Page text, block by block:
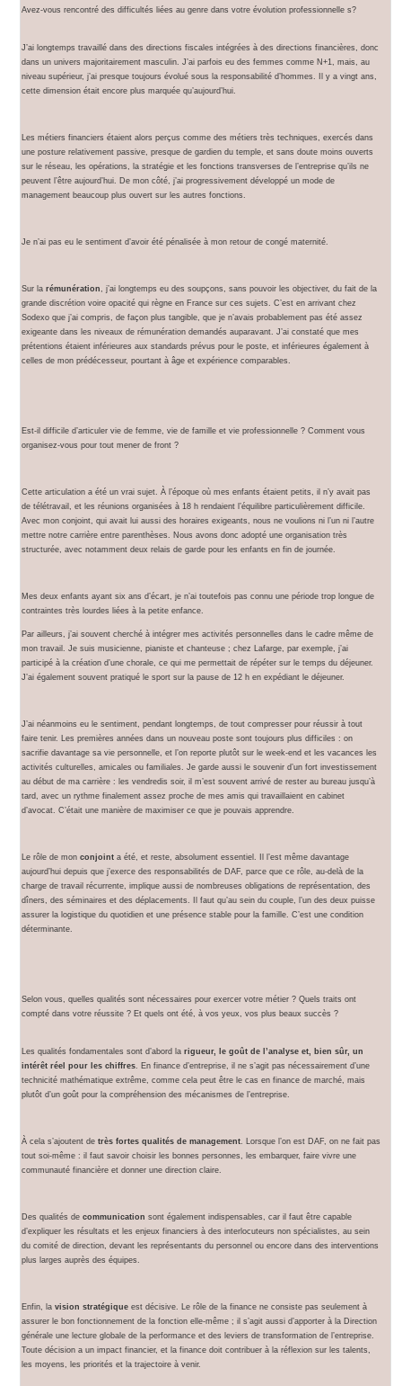
Avez-vous rencontré des difficultés liées au genre dans votre évolution professionnelle s?
J’ai longtemps travaillé dans des directions fiscales intégrées à des directions financières, donc
dans un univers majoritairement masculin. J’ai parfois eu des femmes comme N+1, mais, au
niveau supérieur, j’ai presque toujours évolué sous la responsabilité d’hommes. Il y a vingt ans,
cette dimension était encore plus marquée qu’aujourd’hui.
Les métiers financiers étaient alors perçus comme des métiers très techniques, exercés dans
une posture relativement passive, presque de gardien du temple, et sans doute moins ouverts
sur le réseau, les opérations, la stratégie et les fonctions transverses de l’entreprise qu’ils ne
peuvent l’être aujourd’hui. De mon côté, j’ai progressivement développé un mode de
management beaucoup plus ouvert sur les autres fonctions.
Je n’ai pas eu le sentiment d’avoir été pénalisée à mon retour de congé maternité.
Sur la rémunération, j’ai longtemps eu des soupçons, sans pouvoir les objectiver, du fait de la
grande discrétion voire opacité qui règne en France sur ces sujets. C’est en arrivant chez
Sodexo que j’ai compris, de façon plus tangible, que je n’avais probablement pas été assez
exigeante dans les niveaux de rémunération demandés auparavant. J’ai constaté que mes
prétentions étaient inférieures aux standards prévus pour le poste, et inférieures également à
celles de mon prédécesseur, pourtant à âge et expérience comparables.
Est-il difficile d’articuler vie de femme, vie de famille et vie professionnelle ? Comment vous
organisez-vous pour tout mener de front ?
Cette articulation a été un vrai sujet. À l’époque où mes enfants étaient petits, il n’y avait pas
de télétravail, et les réunions organisées à 18 h rendaient l’équilibre particulièrement difficile.
Avec mon conjoint, qui avait lui aussi des horaires exigeants, nous ne voulions ni l’un ni l’autre
mettre notre carrière entre parenthèses. Nous avons donc adopté une organisation très
structurée, avec notamment deux relais de garde pour les enfants en fin de journée.
Mes deux enfants ayant six ans d’écart, je n’ai toutefois pas connu une période trop longue de
contraintes très lourdes liées à la petite enfance.
Par ailleurs, j’ai souvent cherché à intégrer mes activités personnelles dans le cadre même de
mon travail. Je suis musicienne, pianiste et chanteuse ; chez Lafarge, par exemple, j’ai
participé à la création d’une chorale, ce qui me permettait de répéter sur le temps du déjeuner.
J’ai également souvent pratiqué le sport sur la pause de 12 h en expédiant le déjeuner.
J’ai néanmoins eu le sentiment, pendant longtemps, de tout compresser pour réussir à tout
faire tenir. Les premières années dans un nouveau poste sont toujours plus difficiles : on
sacrifie davantage sa vie personnelle, et l’on reporte plutôt sur le week-end et les vacances les
activités culturelles, amicales ou familiales. Je garde aussi le souvenir d’un fort investissement
au début de ma carrière : les vendredis soir, il m’est souvent arrivé de rester au bureau jusqu’à
tard, avec un rythme finalement assez proche de mes amis qui travaillaient en cabinet
d’avocat. C’était une manière de maximiser ce que je pouvais apprendre.
Le rôle de mon conjoint a été, et reste, absolument essentiel. Il l’est même davantage
aujourd’hui depuis que j’exerce des responsabilités de DAF, parce que ce rôle, au-delà de la
charge de travail récurrente, implique aussi de nombreuses obligations de représentation, des
dîners, des séminaires et des déplacements. Il faut qu’au sein du couple, l’un des deux puisse
assurer la logistique du quotidien et une présence stable pour la famille. C’est une condition
déterminante.
Selon vous, quelles qualités sont nécessaires pour exercer votre métier ? Quels traits ont
compté dans votre réussite ? Et quels ont été, à vos yeux, vos plus beaux succès ?
Les qualités fondamentales sont d’abord la rigueur, le goût de l’analyse et, bien sûr, un
intérêt réel pour les chiffres. En finance d’entreprise, il ne s’agit pas nécessairement d’une
technicité mathématique extrême, comme cela peut être le cas en finance de marché, mais
plutôt d’un goût pour la compréhension des mécanismes de l’entreprise.
À cela s’ajoutent de très fortes qualités de management. Lorsque l’on est DAF, on ne fait pas
tout soi-même : il faut savoir choisir les bonnes personnes, les embarquer, faire vivre une
communauté financière et donner une direction claire.
Des qualités de communication sont également indispensables, car il faut être capable
d’expliquer les résultats et les enjeux financiers à des interlocuteurs non spécialistes, au sein
du comité de direction, devant les représentants du personnel ou encore dans des interventions
plus larges auprès des équipes.
Enfin, la vision stratégique est décisive. Le rôle de la finance ne consiste pas seulement à
assurer le bon fonctionnement de la fonction elle-même ; il s’agit aussi d’apporter à la Direction
générale une lecture globale de la performance et des leviers de transformation de l’entreprise.
Toute décision a un impact financier, et la finance doit contribuer à la réflexion sur les talents,
les moyens, les priorités et la trajectoire à venir.